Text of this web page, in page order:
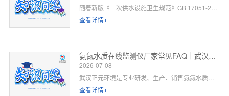
查看详情+
氨氮水质在线监测仪厂家常见FAQ｜武汉正元环境专业解答
2026-07-08
查看详情+